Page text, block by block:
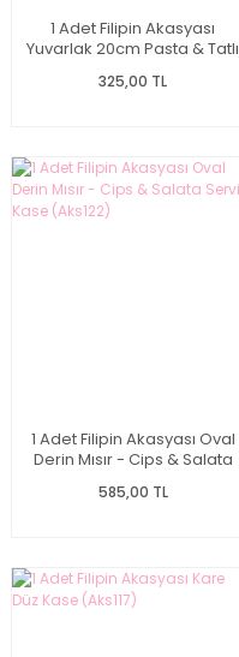
1 Adet Filipin Akasyası
Yuvarlak 20cm Pasta & Tatlı
325,00 TL
1 Adet Filipin Akasyası Oval
Derin Mısır - Cips & Salata
585,00 TL